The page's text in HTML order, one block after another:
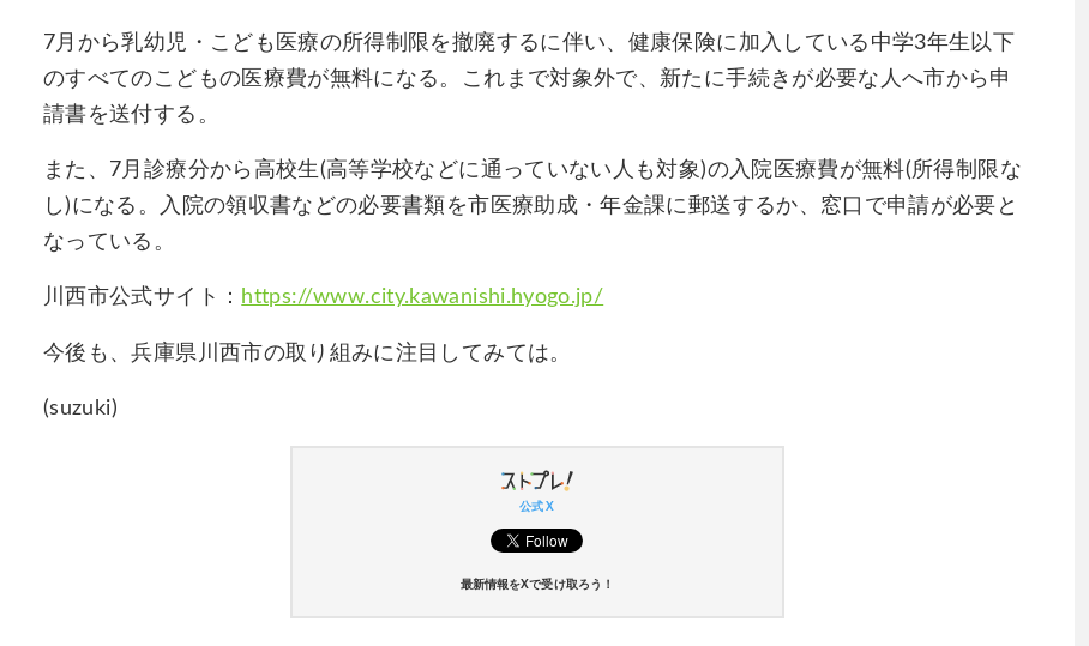
7月から乳幼児・こども医療の所得制限を撤廃するに伴い、健康保険に加入している中学3年生以下
のすべてのこどもの医療費が無料になる。これまで対象外で、新たに手続きが必要な人へ市から申
請書を送付する。
また、7月診療分から高校生(高等学校などに通っていない人も対象)の入院医療費が無料(所得制限な
し)になる。入院の領収書などの必要書類を市医療助成・年金課に郵送するか、窓口で申請が必要と
なっている。
川西市公式サイト： https://www.city.kawanishi.hyogo.jp/
今後も、兵庫県川西市の取り組みに注目してみては。
(suzuki)
公式 X
最新情報をXで受け取ろう！